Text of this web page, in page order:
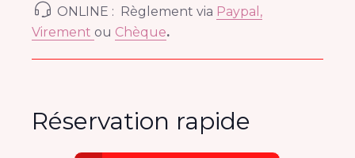
ONLINE : Règlement via Paypal,
Virement ou Chèque.
Réservation rapide